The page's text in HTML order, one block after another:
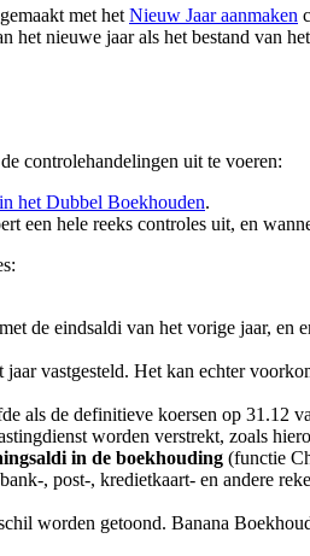
met het Nieuw Jaar aanmaken
nieuwe jaar als het bestand van
controlehandelingen uit te voeren:
het Dubbel Boekhouden.
een hele reeks controles uit, en
de eindsaldi van het vorige jaar,
vastgesteld. Het kan echter
als de definitieve koersen op 31.12
worden verstrekt, zoals
in de boekhouding (functie
, post-, kredietkaart- en andere
worden getoond. Banana